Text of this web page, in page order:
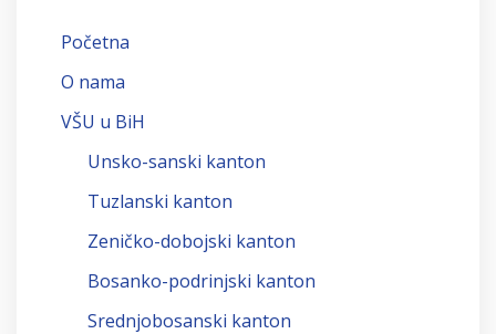
Početna
O nama
VŠU u BiH
Unsko-sanski kanton
Tuzlanski kanton
Zeničko-dobojski kanton
Bosanko-podrinjski kanton
Srednjobosanski kanton